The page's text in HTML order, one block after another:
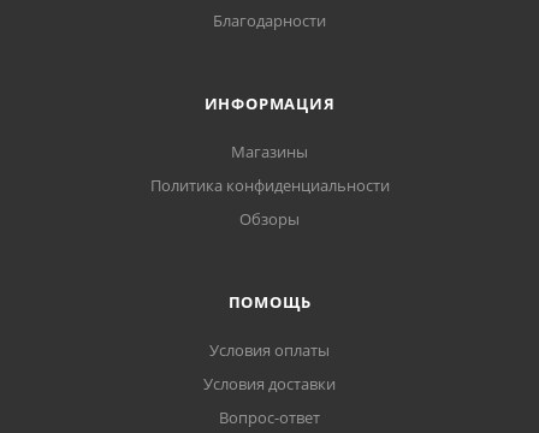
Благодарности
ИНФОРМАЦИЯ
Магазины
Политика конфиденциальности
Обзоры
ПОМОЩЬ
Условия оплаты
Условия доставки
Вопрос-ответ